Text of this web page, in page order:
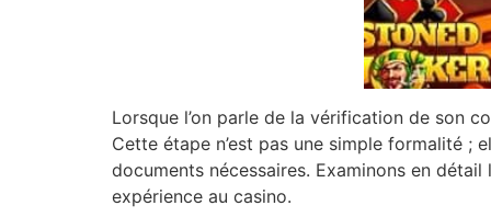
Lorsque l’on parle de la vérification de son
Cette étape n’est pas une simple formalité ;
documents nécessaires. Examinons en
expérience au casino.